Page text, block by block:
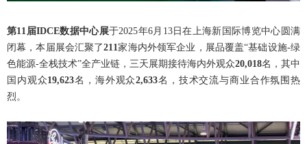
第11届IDCE数据中心展于2025年6月13日在上海新国际博览中心圆满
闭幕，本届展会汇聚了211家海内外领军企业，展品覆盖“基础设施-绿
色能源-全栈技术”全产业链，三天展期接待海内外观众20,018名，其中
国内观众19,623名，海外观众2,633名，技术交流与商业合作氛围热
烈。